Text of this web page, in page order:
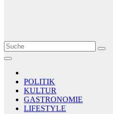
Le Matin
AGENCE DE PRESSE
POLITIK
KULTUR
GASTRONOMIE
LIFESTYLE